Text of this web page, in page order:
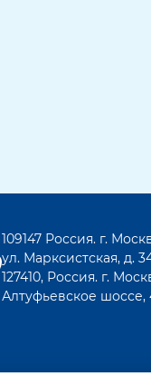
109147 Россия. г.
ул. Марксистская, д.
127410, Россия. г.
Алтуфьевское шоссе,